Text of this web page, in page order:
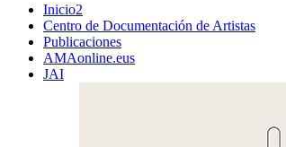
Inicio2
Centro de Documentación de Artistas
Publicaciones
AMAonline.eus
JAI